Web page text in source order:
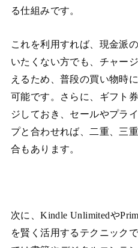
る仕組みです。
これを利用すれば、現金派
いたくない方でも、チャー
えるため、普段の買い物時
可能です。さらに、ギフト
ジしておき、セールやプラ
プと合わせれば、二重、三
合もあります。
次に、Kindle Unlimitedや
を賢く活用するテクニック